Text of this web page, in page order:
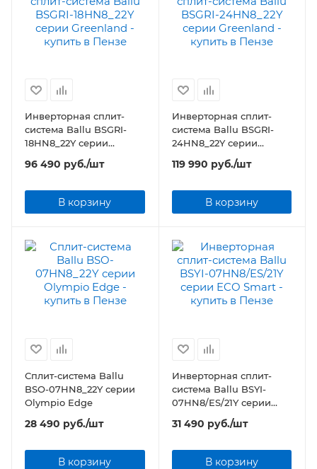
Инверторная сплит-
система Ballu BSGRI-
18HN8_22Y серии
96 490 руб./шт
В корзину
Инверторная сплит-
система Ballu BSGRI-
24HN8_22Y серии
119 990 руб./шт
В корзину
Сплит-система Ballu
BSO-07HN8_22Y серии
Olympio Edge
28 490 руб./шт
В корзину
Инверторная сплит-
система Ballu BSYI-
07HN8/ES/21Y серии
31 490 руб./шт
В корзину